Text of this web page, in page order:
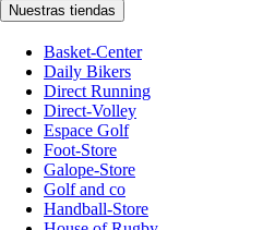
Nuestras tiendas
Basket-Center
Daily Bikers
Direct Running
Direct-Volley
Espace Golf
Foot-Store
Galope-Store
Golf and co
Handball-Store